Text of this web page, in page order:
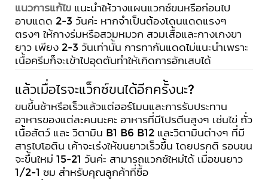
แนวการแก้ไข แนะนำให้วางแผนแวกซ์ขนหรือก่อนไป
อาบแดด 2-3 วันค่ะ หากจำเป็นต้องโดนแดดแรงๆ
ตรงๆ ให้กางร่มหรือสวมหมวก สวมเสื้อและกางเกงขา
ยาว เพียง 2-3 วันเท่านั้น การทากันแดดไม่แนะนำเพราะ
เนื้อครีมก็จะเข้าไปอุดตันทำให้เกิดการอักเสบได้
แล้วเมื่อไรจะแว็กซ์ขนได้อีกครั้งนะ?
ขนขึ้นช้าหรือเร็วแล้วแต่ฮอร์โมนและการรับประทาน
อาหารของแต่ละคนนะคะ อาหารที่มีโปรตีนสูงๆ เช่นไข่ ถั่ว
เนื้อสัตว์ และ วิตามิน B1 B6 B12 และวิตามินต่างๆ ที่มี
สารไบโอติน เค้าจะเร่งให้ขนยาวเร็วขึ้น โดยปรกติ รอบขน
จะขึ้นใหม่ 15-21 วันค่ะ สามารถแวกซ์ใหม่ได้ เมื่อขนยาว
1/2-1 ซม สำหรับคุณลูกค้าที่ซื้อ